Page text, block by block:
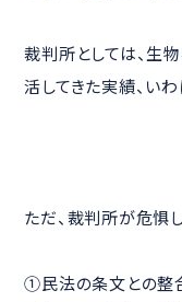
裁判所としては、生
活してきた実績、い
ただ、裁判所が危惧
①民法の条文との整